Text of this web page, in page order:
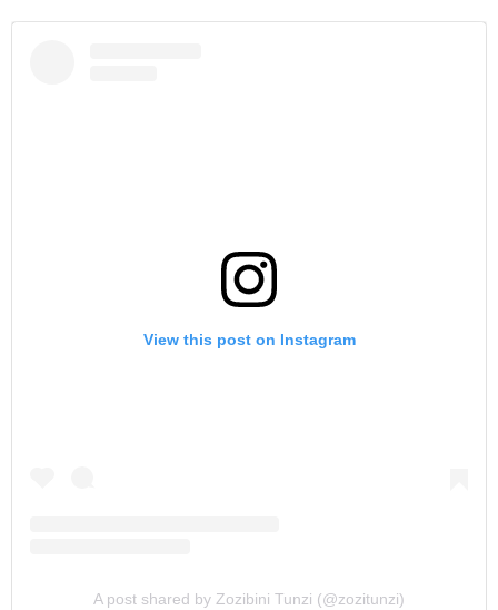
View this post on Instagram
A post shared by Zozibini Tunzi (@zozitunzi)